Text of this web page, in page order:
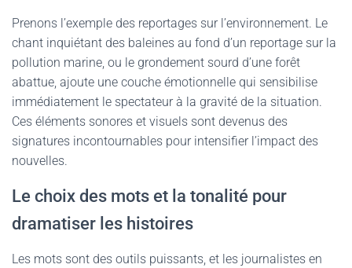
Prenons l’exemple des reportages sur l’environnement. Le
chant inquiétant des baleines au fond d’un reportage sur la
pollution marine, ou le grondement sourd d’une forêt
abattue, ajoute une couche émotionnelle qui sensibilise
immédiatement le spectateur à la gravité de la situation.
Ces éléments sonores et visuels sont devenus des
signatures incontournables pour intensifier l’impact des
nouvelles.
Le choix des mots et la tonalité pour
dramatiser les histoires
Les mots sont des outils puissants, et les journalistes en